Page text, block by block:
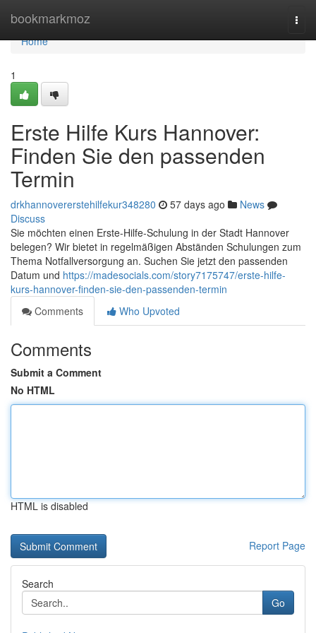
bookmarkmoz
Home
Home
1
Erste Hilfe Kurs Hannover:
Finden Sie den passenden
Termin
drkhannovererstehilfekur348280 57 days ago
News
Discuss
Sie möchten einen Erste-Hilfe-Schulung in der Stadt Hannover
belegen? Wir bietet in regelmäßigen Abständen Schulungen zum
Thema Notfallversorgung an. Suchen Sie jetzt den passenden
Datum und https://madesocials.com/story7175747/erste-hilfe-
kurs-hannover-finden-sie-den-passenden-termin
Comments
Who Upvoted
Comments
Submit a Comment
No HTML
HTML is disabled
Report Page
Search
Go